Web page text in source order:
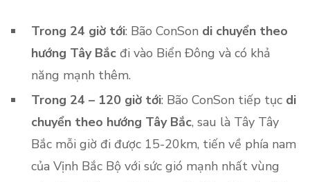
Trong 24 giờ tới: Bão ConSon di chuyển theo
hướng Tây Bắc đi vào Biển Đông và có khả
năng mạnh thêm.
Trong 24 – 120 giờ tới: Bão ConSon tiếp tục di
chuyển theo hướng Tây Bắc, sau là Tây Tây
Bắc mỗi giờ đi được 15-20km, tiến về phía nam
của Vịnh Bắc Bộ với sức gió mạnh nhất vùng